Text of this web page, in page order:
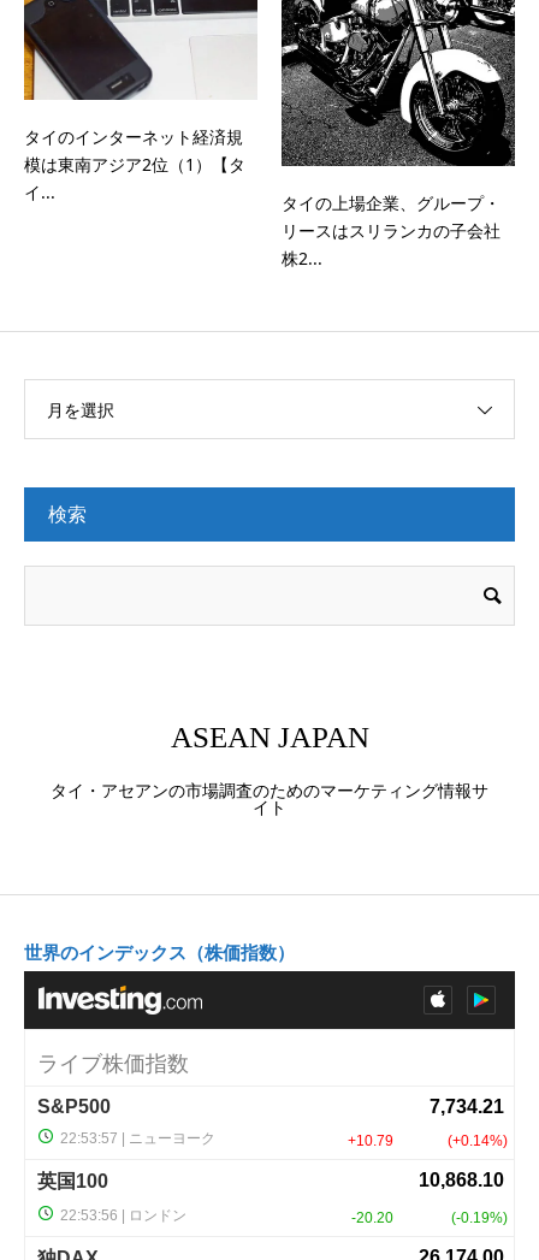
タイのインターネット経済規
模は東南アジア2位（1）【タ
イ...
タイの上場企業、グループ・
リースはスリランカの子会社
株2...
月を選択
検索
ASEAN JAPAN
タイ・アセアンの市場調査のためのマーケティング情報サ
イト
世界のインデックス（株価指数）